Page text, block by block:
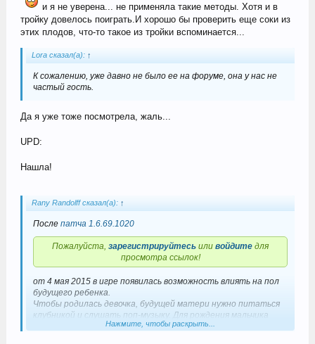
и я не уверена... не применяла такие методы. Хотя и в
тройку довелось поиграть.И хорошо бы проверить еще соки из
этих плодов, что-то такое из тройки вспоминается...
Lora сказал(а): ↑
К сожалению, уже давно не было ее на форуме, она у нас не
частый гость.
Да я уже тоже посмотрела, жаль...
UPD:
Нашла!
Rany Randolff сказал(а): ↑
Послепатча 1.6.69.1020
Пожалуйста, зарегистрируйтесь или войдите для
просмотра ссылок!
от 4 мая 2015 в игре появилась возможность влиять на пол
будущего ребенка.
Чтобы родилась девочка, будущей матери нужно питаться
клубникой и слушать поп-музыку. Для рождения мальчика
следует есть морковь и слушать альтернативную музыку.
Нажмите, чтобы раскрыть...